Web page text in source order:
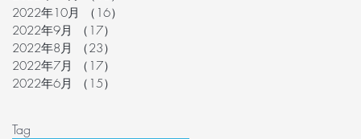
2022年10月
（16）
2022年9月
（17）
2022年8月
（23）
2022年7月
（17）
2022年6月
（15）
Tag